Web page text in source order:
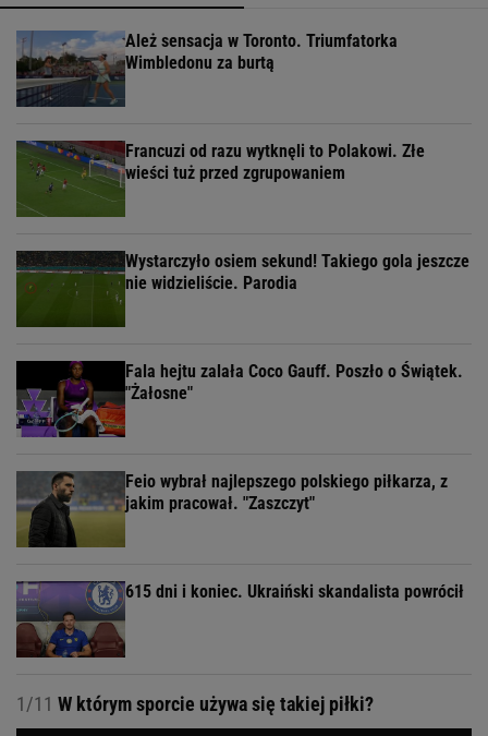
Ależ sensacja w Toronto. Triumfatorka
Wimbledonu za burtą
Francuzi od razu wytknęli to Polakowi. Złe
wieści tuż przed zgrupowaniem
Wystarczyło osiem sekund! Takiego gola jeszcze
nie widzieliście. Parodia
Fala hejtu zalała Coco Gauff. Poszło o Świątek.
"Żałosne"
Feio wybrał najlepszego polskiego piłkarza, z
jakim pracował. "Zaszczyt"
615 dni i koniec. Ukraiński skandalista powrócił
1/11 W którym sporcie używa się takiej piłki?